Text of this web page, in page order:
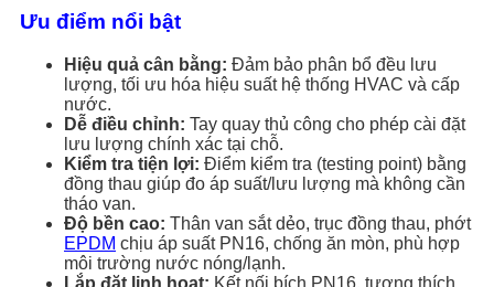
Ưu điểm nổi bật
Hiệu quả cân bằng: Đảm bảo phân bổ đều lưu
lượng, tối ưu hóa hiệu suất hệ thống HVAC và cấp
nước.
Dễ điều chỉnh: Tay quay thủ công cho phép cài đặt
lưu lượng chính xác tại chỗ.
Kiểm tra tiện lợi: Điểm kiểm tra (testing point) bằng
đồng thau giúp đo áp suất/lưu lượng mà không cần
tháo van.
Độ bền cao: Thân van sắt dẻo, trục đồng thau, phớt
EPDM chịu áp suất PN16, chống ăn mòn, phù hợp
môi trường nước nóng/lạnh.
Lắp đặt linh hoạt: Kết nối bích PN16, tương thích